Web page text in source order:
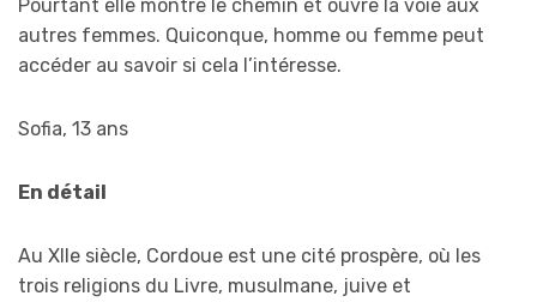
Pourtant elle montre le chemin et ouvre la voie aux
autres femmes. Quiconque, homme ou femme peut
accéder au savoir si cela l’intéresse.
Sofia, 13 ans
En détail
Au XIIe siècle, Cordoue est une cité prospère, où les
trois religions du Livre, musulmane, juive et